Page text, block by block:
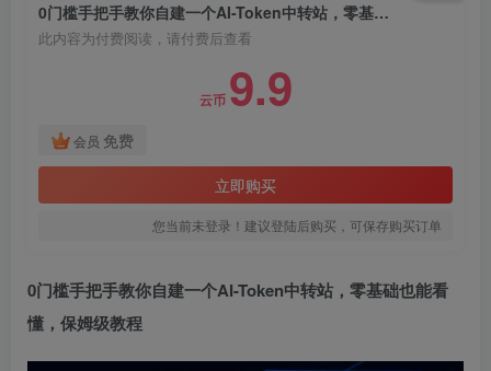
0门槛手把手教你自建一个AI-Token中转站，零基础也能看懂，保姆级教程
此内容为付费阅读，请付费后查看
云币 9.9
会员 免费
立即购买
您当前未登录！建议登陆后购买，可保存购买订单
0门槛手把手教你自建一个AI-Token中转站，零基础也能看
懂，保姆级教程